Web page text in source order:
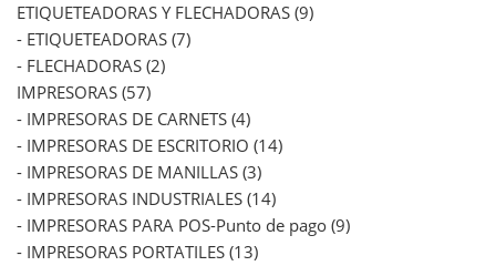
ETIQUETEADORAS Y FLECHADORAS (9)
- ETIQUETEADORAS (7)
- FLECHADORAS (2)
IMPRESORAS (57)
- IMPRESORAS DE CARNETS (4)
- IMPRESORAS DE ESCRITORIO (14)
- IMPRESORAS DE MANILLAS (3)
- IMPRESORAS INDUSTRIALES (14)
- IMPRESORAS PARA POS-Punto de pago (9)
- IMPRESORAS PORTATILES (13)